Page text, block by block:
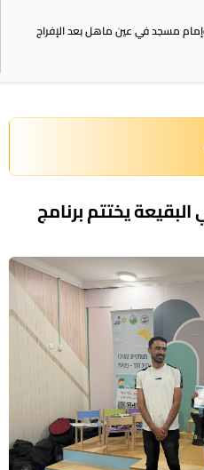
مسجد في عين ماهل بعد الإفراج
يختتم برنامج